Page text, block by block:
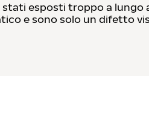
esposti troppo a lungo
e sono solo un difetto